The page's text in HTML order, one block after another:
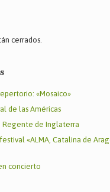
cerrados.
«Mosaico»
de las Américas
Regente de Inglaterra
«ALMA, Catalina de
concierto